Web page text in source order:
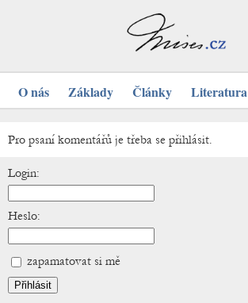
O nás Základy Články Literatura
Pro psaní komentářů je třeba se přihlásit.
Login:
Heslo:
zapamatovat si mě